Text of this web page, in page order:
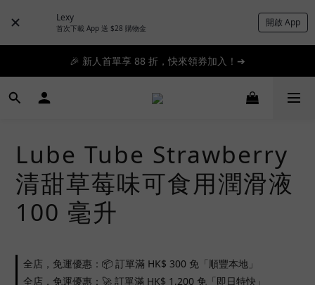
Lexy
首次下載 App 送 $28 購物金 開啟 App
📦滿 $300 順豐免運 🚚 滿 $1200 即日特快免運 ➔
📦滿 $300 順豐免運 🚚 滿 $1200 即日特快免運 ➔
🎉 新人首單享 88 折，快來領券加入！➔
📦滿 $300 順豐免運 🚚 滿 $1200 即日特快免運 ➔
Lube Tube Strawberry
清甜草莓味可食用潤滑液
100 毫升
全店，免運優惠：📦 訂單滿 HK$ 300 免「順豐本地」
全店，免運優惠：🚀 訂單滿 HK$ 1,200 免「即日特快」